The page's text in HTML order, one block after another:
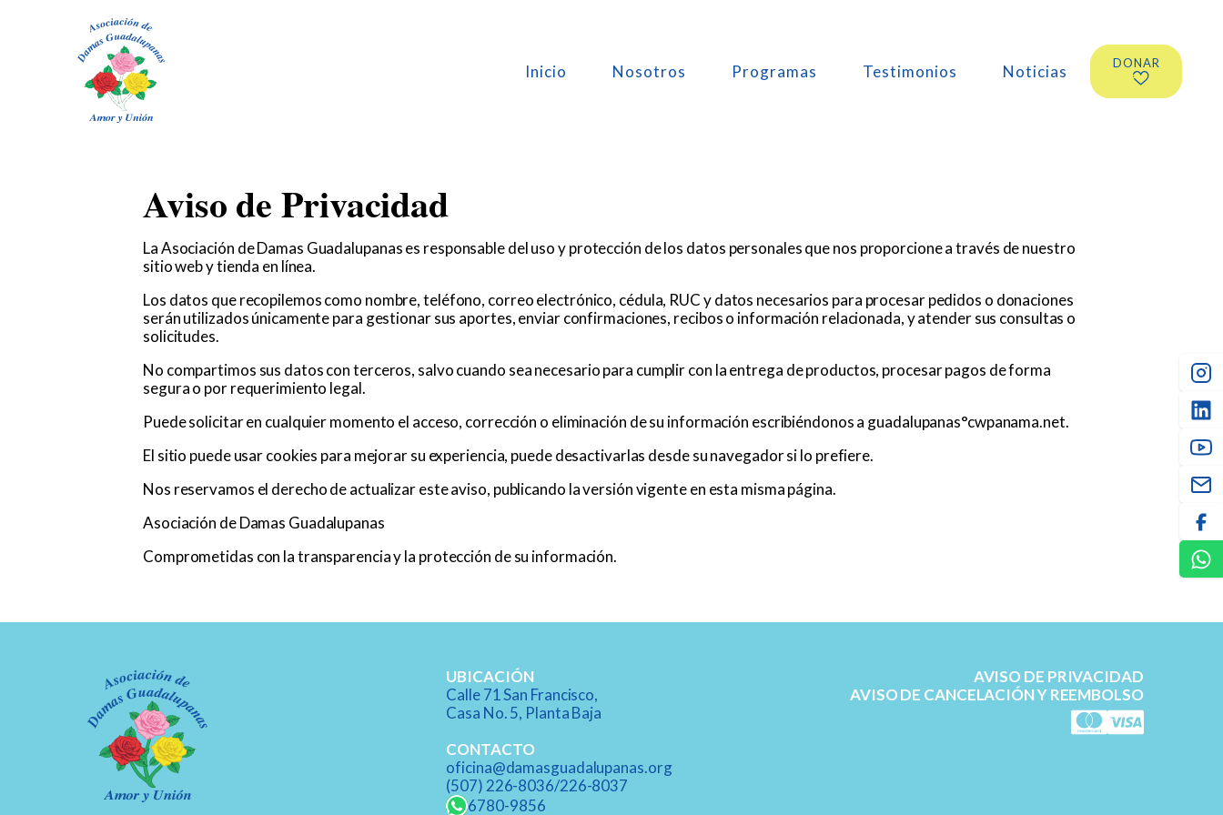
Inicio Nosotros Programas Testimonios Noticias DONAR
Aviso de Privacidad
La Asociación de Damas Guadalupanas es responsable del uso y protección de los datos personales que nos proporcione a través de nuestro
sitio web y tienda en línea.
Los datos que recopilemos como nombre, teléfono, correo electrónico, cédula, RUC y datos necesarios para procesar pedidos o donaciones
serán utilizados únicamente para gestionar sus aportes, enviar confirmaciones, recibos o información relacionada, y atender sus consultas o
solicitudes.
No compartimos sus datos con terceros, salvo cuando sea necesario para cumplir con la entrega de productos, procesar pagos de forma
segura o por requerimiento legal.
Puede solicitar en cualquier momento el acceso, corrección o eliminación de su información escribiéndonos a guadalupanas°cwpanama.net.
El sitio puede usar cookies para mejorar su experiencia, puede desactivarlas desde su navegador si lo prefiere.
Nos reservamos el derecho de actualizar este aviso, publicando la versión vigente en esta misma página.
Asociación de Damas Guadalupanas
Comprometidas con la transparencia y la protección de su información.
UBICACIÓN
Calle 71 San Francisco,
Casa No. 5, Planta Baja​
CONTACTO
oficina@damasguadalupanas.org
(507) 226-8036/226-8037​
6780-9856
AVISO DE PRIVACIDAD
AVISO DE CANCELACIÓN Y REEMBOLSO